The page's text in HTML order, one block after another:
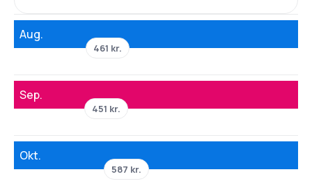
Aug.
461 kr.
Sep.
451 kr.
Okt.
587 kr.